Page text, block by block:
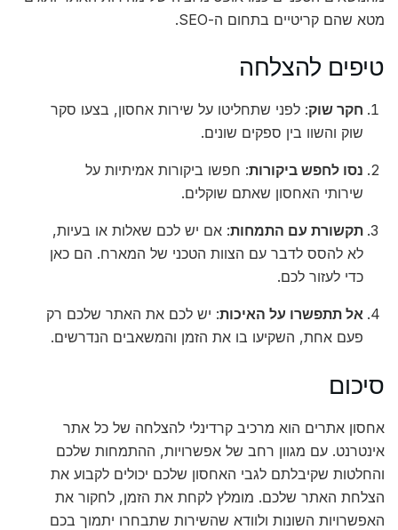
מטא שהם קריטיים בתחום ה-SEO.
טיפים להצלחה
חקר שוק: לפני שתחליטו על שירות אחסון, בצעו סקר
שוק והשוו בין ספקים שונים.
נסו לחפש ביקורות: חפשו ביקורות אמיתיות על
שירותי האחסון שאתם שוקלים.
תקשורת עם התמחות: אם יש לכם שאלות או בעיות,
לא להסס לדבר עם הצוות הטכני של המארח. הם כאן
כדי לעזור לכם.
אל תתפשרו על האיכות: יש לכם את האתר שלכם רק
פעם אחת, השקיעו בו את הזמן והמשאבים הנדרשים.
סיכום
אחסון אתרים הוא מרכיב קרדינלי להצלחה של כל אתר
אינטרנט. עם מגוון רחב של אפשרויות, ההתמחות שלכם
והחלטות שקיבלתם לגבי האחסון שלכם יכולים לקבוע את
הצלחת האתר שלכם. מומלץ לקחת את הזמן, לחקור את
האפשרויות השונות ולוודא שהשירות שתבחרו יתמוך בכם